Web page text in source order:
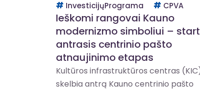
InvesticijųPrograma
CPVA
Ieškomi rangovai Kauno
modernizmo simboliui –
antrasis centrinio pašto
atnaujinimo etapas
Kultūros infrastruktūros centras
skelbia antrą Kauno centrinio pašto